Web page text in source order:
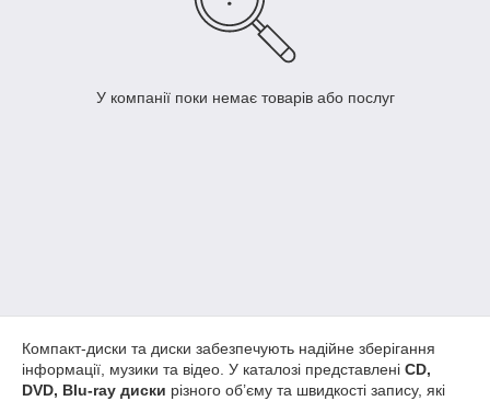
У компанії поки немає товарів або послуг
Компакт-диски та диски забезпечують надійне зберігання
інформації, музики та відео. У каталозі представлені CD,
DVD, Blu-ray диски різного об’єму та швидкості запису, які